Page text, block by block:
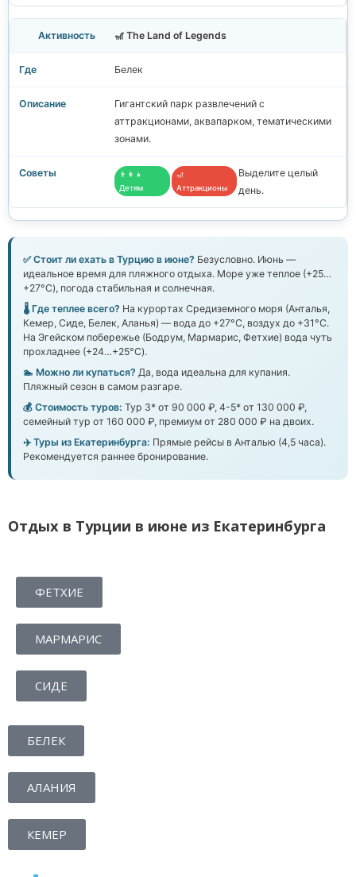
🎢 The Land of Legends
Белек
Гигантский парк развлечений с
аттракционами, аквапарком, тематическими
зонами.
👨‍👩‍👧
Детям
🎢
Аттракционы
Выделите целый
день.
✅ Стоит ли ехать в Турцию в июне? Безусловно. Июнь —
идеальное время для пляжного отдыха. Море уже теплое (+25…
+27°C), погода стабильная и солнечная.
🌡️ Где теплее всего? На курортах Средиземного моря (Анталья,
Кемер, Сиде, Белек, Аланья) — вода до +27°C, воздух до +31°C.
На Эгейском побережье (Бодрум, Мармарис, Фетхие) вода чуть
прохладнее (+24…+25°C).
🏊 Можно ли купаться? Да, вода идеальна для купания.
Пляжный сезон в самом разгаре.
💰 Стоимость туров: Тур 3* от 90 000 ₽, 4-5* от 130 000 ₽,
семейный тур от 160 000 ₽, премиум от 280 000 ₽ на двоих.
✈️ Туры из Екатеринбурга: Прямые рейсы в Анталью (4,5 часа).
Рекомендуется раннее бронирование.
Отдых в Турции в июне из Екатеринбурга
ФЕТХИЕ
МАРМАРИС
СИДЕ
БЕЛЕК
АЛАНИЯ
КЕМЕР